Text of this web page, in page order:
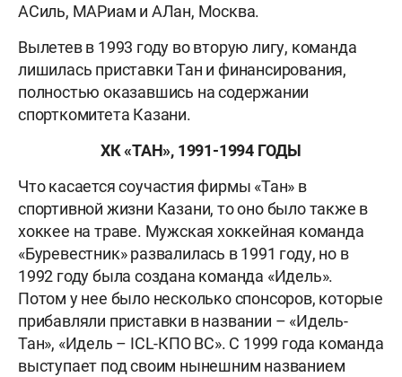
АСиль, МАРиам и АЛан, Москва.
Вылетев в 1993 году во вторую лигу, команда
лишилась приставки Тан и финансирования,
полностью оказавшись на содержании
спорткомитета Казани.
ХК «ТАН», 1991-1994 ГОДЫ
Что касается соучастия фирмы «Тан» в
спортивной жизни Казани, то оно было также в
хоккее на траве. Мужская хоккейная команда
«Буревестник» развалилась в 1991 году, но в
1992 году была создана команда «Идель».
Потом у нее было несколько спонсоров, которые
прибавляли приставки в названии – «Идель-
Тан», «Идель – ICL-КПО ВС». С 1999 года команда
выступает под своим нынешним названием